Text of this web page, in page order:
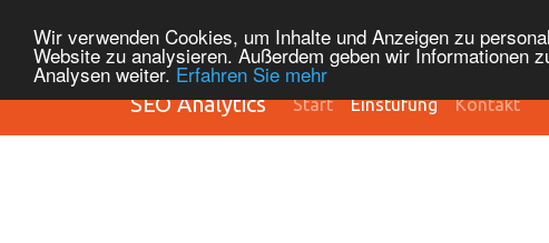
Wir verwenden Cookies, um Inhalte und Anzeigen zu
Website zu analysieren. Außerdem geben wir Informationen
Analysen weiter. Erfahren Sie mehr
SEO Analytics Start Einstufung Kontakt